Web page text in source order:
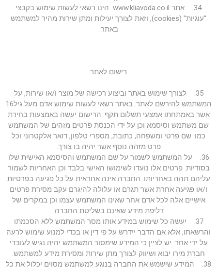
34. אתר www.kliavoda.co.il הינו רשאי לעשות שימוש בקבצי
"עוגיות" (cookies), וזאת לצורך יעילות ומתן שירות מהיר למשתמש
באתר.
רישום לאתר
35. לצורך שימוש באתר וביצוע רכישה של מוצר ו/או שירות, על
המשתמש להירשם לאתר. באתר רשאי לעשות שימוש אדם מעל גיל16
אשר באמתחתו אמצעי תשלום תקף. הרישום יעשה באמצעות בחירת
שם משתמש וסיסמא וכן על ידי הכנסת פרטים מזהים של המשתמש
כמו: שם פרטי ומשפחה, כתובת, מספרי טלפון, דואר אלקטרוני וכל
פרט מזהה נוסף אשר יהיה בו צורך.
36. על המשתמש לשמור על שם המשתמש והסיסמא האישית שלו
בסודיות. פרטים אלו נועדו לשימושו האישי בלבד וכן האחריות לשמור
עליהם תהה באחריותו. החברה אינה אחראית על כל פגיעה בפרטיות
ו/או פגיעה אחרת אשר תגרם או עלולה להיגרם עקב מסירת פרטים
אישיים אלה לכל אדם אחר שאינו המשתמש עצמו וכן במקרים של
דליפת מידע שאינם בשליטת החברה.
37. יעשה כל שימוש במידע אותו מסר המשתמש ללא הסכמתו
והרשאתו, אלא אם הדבר יידרש על פי דין או בכדי למנוע שימוש לרעה
על ידי אחר. יש לציין כי המידע שימסור המשתמש יהיה נגיש לעובדי
חברת מירו יבוא ושיווק לצורך מתן שירות ומסירת מידע למשתמש.
38. המידע שישמש את החברה בנוגע למשתמש מסוים יכלול את כל